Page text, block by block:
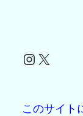
Instagram
X
このサイト